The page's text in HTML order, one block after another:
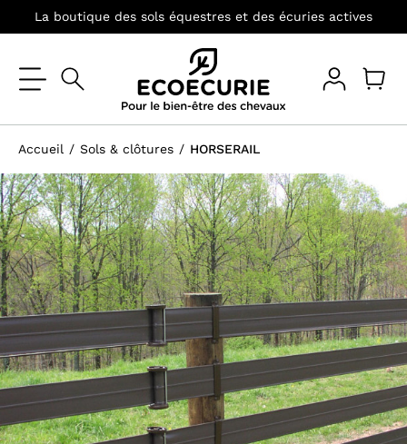
La boutique des sols équestres et des écuries actives
Accueil Sols & clôtures HORSERAIL